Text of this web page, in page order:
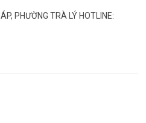
PHƯỜNG TRÀ LÝ HOTLINE: